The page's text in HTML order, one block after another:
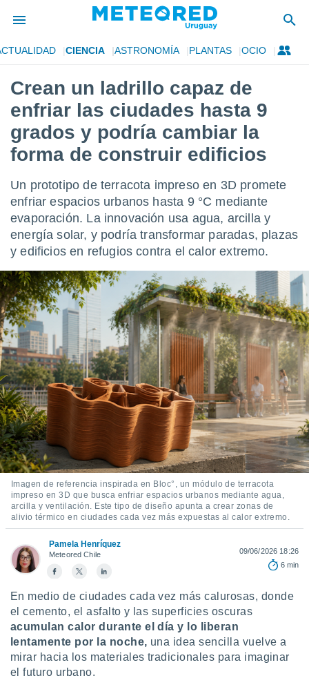
de
ha
para
la
que se
a este
las
y
forma
digital
basada
permite
seguir
contenido
coste.
botón
a la
la
todas
ya sean
nuestros
nos
y análisis
en
perfil
y
más
ACEPTAR
Y
CONTINUAR
CONFIGURACIÓN
CIENCIA ASTRONOMÍA PLANTAS OCIO
Crean un ladrillo capaz de
enfriar las ciudades hasta 9
grados y podría cambiar la
forma de construir edificios
Un prototipo de terracota impreso en 3D promete
enfriar espacios urbanos hasta 9 °C mediante
evaporación. La innovación usa agua, arcilla y
energía solar, y podría transformar paradas, plazas
y edificios en refugios contra el calor extremo.
Imagen de referencia inspirada en Bloc°, un módulo de terracota
impreso en 3D que busca enfriar espacios urbanos mediante agua,
arcilla y ventilación. Este tipo de diseño apunta a crear zonas de
alivio térmico en ciudades cada vez más expuestas al calor extremo.
Pamela Henríquez
Meteored Chile
09/06/2026 18:26
6 min
En medio de ciudades cada vez más calurosas, donde
el cemento, el asfalto y las superficies oscuras
acumulan calor durante el día y lo liberan
lentamente por la noche, una idea sencilla vuelve a
mirar hacia los materiales tradicionales para imaginar
el futuro urbano.